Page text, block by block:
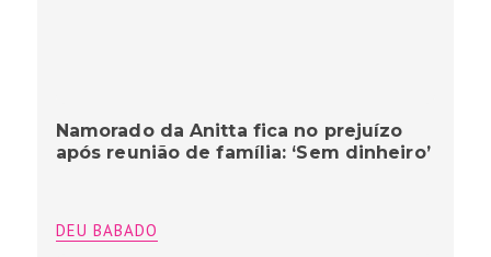
Namorado da Anitta fica no prejuízo
após reunião de família: ‘Sem dinheiro’
DEU BABADO